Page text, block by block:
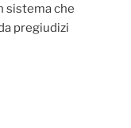
sistema che
pregiudizi